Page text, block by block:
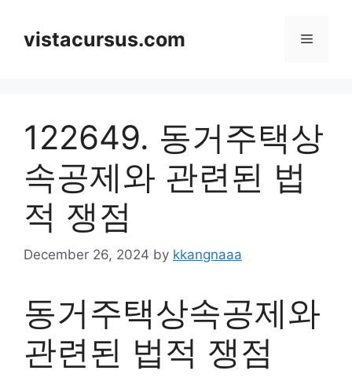
contentvistacursus.com Menu
122649. 동거주택상
속공제와 관련된 법
적 쟁점
December 26, 2024 by kkangnaaa
동거주택상속공제와
관련된 법적 쟁점